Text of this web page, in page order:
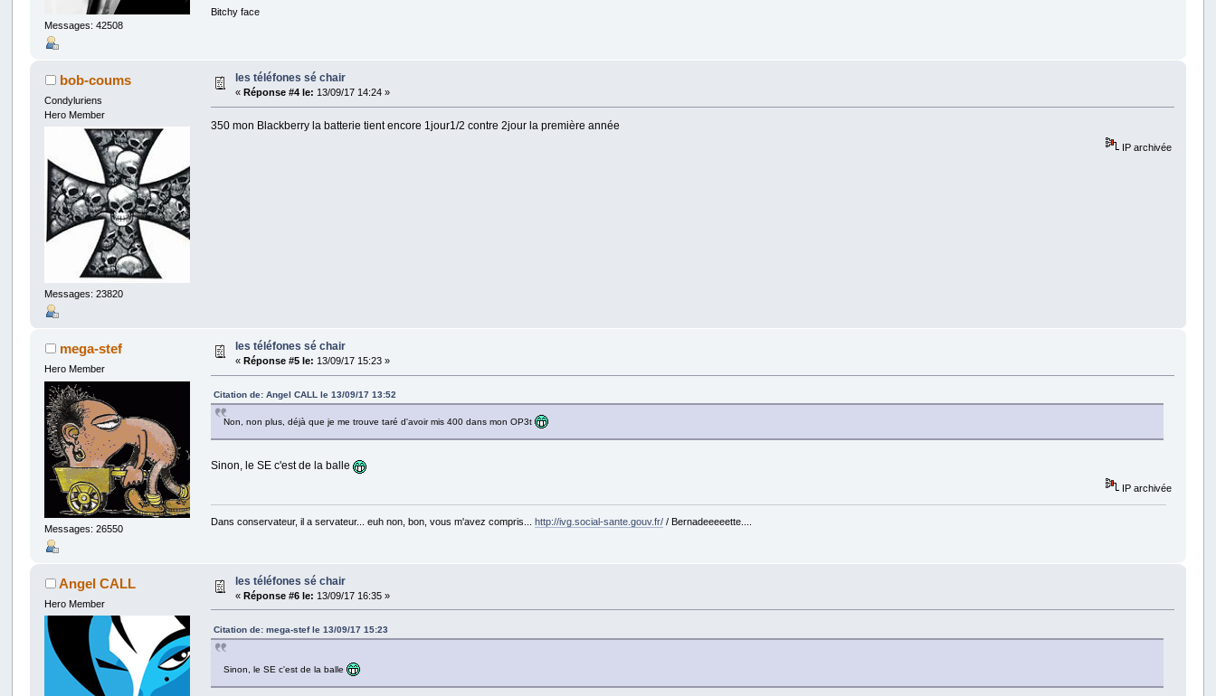
Messages: 42508
Bitchy face
bob-coums
Condyluriens
Hero Member
Messages: 23820
les téléfones sé chair
«Réponse #4 le: 13/09/17 14:24 »
350 mon Blackberry la batterie tient encore 1jour1/2 contre 2jour la première année
IP archivée
mega-stef
Hero Member
Messages: 26550
les téléfones sé chair
« Réponse #5 le: 13/09/17 15:23 »
Citation de: Angel CALL le 13/09/17 13:52
Non, non plus, déjà que je me trouve taré d'avoir mis 400 dans mon OP3t
Sinon, le SE c'est de la balle
IP archivée
Dans conservateur, il a servateur... euh non, bon, vous m'avez compris...http://ivg.social-sante.gouv.fr/ / Bernadeeeeette....
Angel CALL
Hero Member
les téléfones sé chair
«Réponse #6 le: 13/09/17 16:35 »
Citation de: mega-stef le 13/09/17 15:23
Sinon, le SE c'est de la balle